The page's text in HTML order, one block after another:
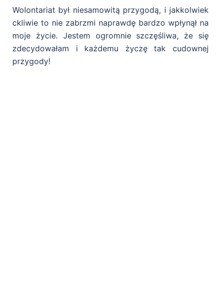
Wolontariat był niesamowitą przygodą, i jakkolwiek
ckliwie to nie zabrzmi naprawdę bardzo wpłynął na
moje życie. Jestem ogromnie szczęśliwa, że się
zdecydowałam i każdemu życzę tak cudownej
przygody!